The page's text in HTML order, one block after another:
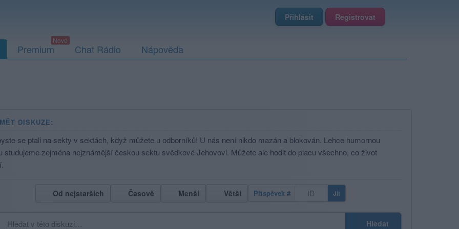
Přihlásit Registrovat
Premium Chat Rádio Nápověda
DISKUZE:
se ptali na sekty v sektách, když můžete u odborníků! U nás není nikdo mazán a blokován. Lehce humornou
studujeme zejména nejznámější českou sektu svědkové Jehovovi. Můžete ale hodit do placu všechno, co život
Od nejstarších Časově Menší Větší Příspěvek # Jít
Hledat